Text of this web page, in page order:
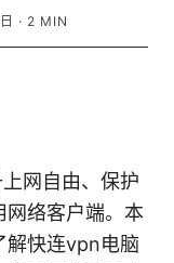
· 2 MIN
网自由、保护
网络客户端。本
解快连vpn电脑